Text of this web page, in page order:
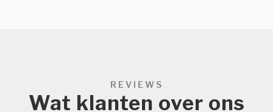
REVIEWS
Wat klanten over ons